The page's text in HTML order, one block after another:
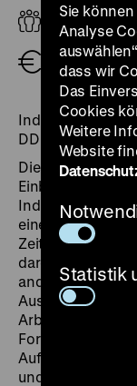
Erwachsene
kostenfrei,
Industrie und
DDR-
Die
Einblicke in die
Industriesparten
einem
Zeitzeugen wird
dargestellte
andererseits auf
Auswirkungen
Arbeitskämpfe
Aufbauzeit bis zu
und ökologische
Sie
Analyse
dass wir
Das
Cookies
Weitere
Website
Statistik